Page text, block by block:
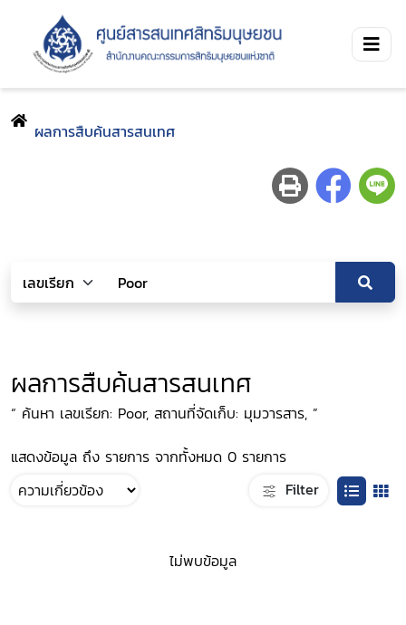
ผลการสืบค้นสารสนเทศ
ผลการสืบค้นสารสนเทศ
“ ค้นหา เลขเรียก: Poor, สถานที่จัดเก็บ: มุมวารสาร, ”
แสดงข้อมูล ถึง รายการ จากทั้งหมด 0 รายการ
Filter
ไม่พบข้อมูล